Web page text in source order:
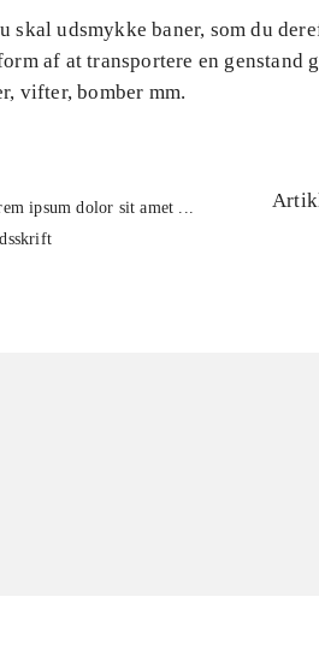
skal udsmykke baner, som du
af at transportere en genstand
vifter, bomber mm.
ipsum dolor sit amet ...